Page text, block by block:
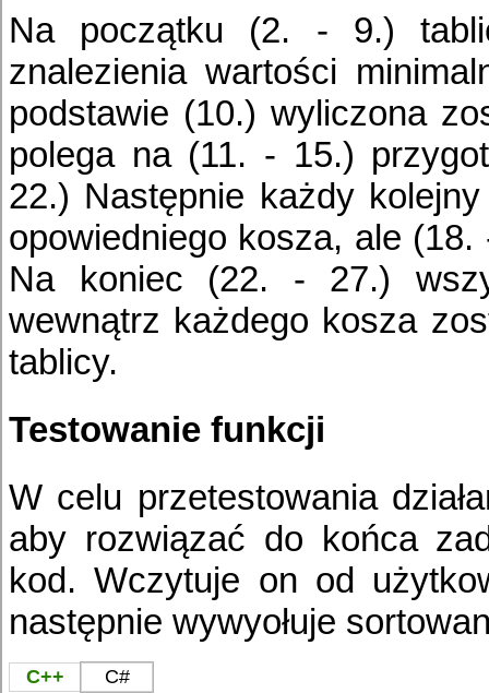
Na początku (2. - 9.)
znalezienia wartości
podstawie (10.) wyliczona
polega na (11. - 15.)
22.) Następnie każdy
opowiedniego kosza, ale
Na koniec (22. - 27.)
wewnątrz każdego kosza
tablicy.
Testowanie funkcji
W celu przetestowania
aby rozwiązać do końca
kod. Wczytuje on od
następnie wywyołuje
C++ C#